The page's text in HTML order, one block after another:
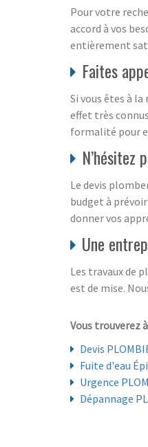
Pour votre
accord à vos
entièrement
Faites
Si vous êtes à
effet très
formalité pour
N’hésitez
Le devis
budget à
donner vos
Une
Les travaux de
est de mise.
Vous trouverez
Devis
Fuite d'eau
Urgence
Dépannage